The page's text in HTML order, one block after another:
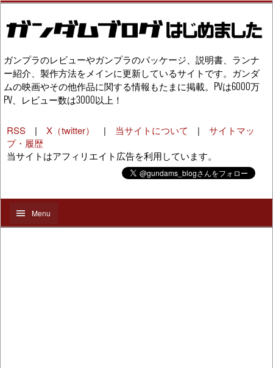
ガンプラのレビューやガンプラのパッケージ、説明書、ランナ
ー紹介、製作方法をメインに更新しているサイトです。ガンダ
ムの映画やその他作品に関する情報もたまに掲載。PVは6000万
PV、レビュー数は3000以上！
RSS | X（twitter） | 当サイトについて | サイトマッ
プ・履歴
当サイトはアフィリエイト広告を利用しています。
Menu